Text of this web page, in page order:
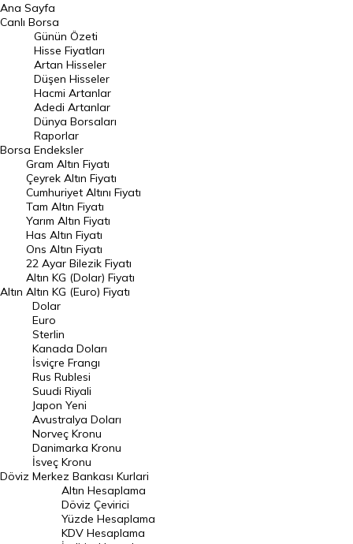
BIST 100 Hisseleri
En Çok Artan Hisseler
En Çok Düşen Hisseler
Hacmi Artanlar
Geçmiş Kapanışlar
Dünya Borsaları
Raporlar
Endeksler
DÖVİZ
Döviz Kuru
Dolar Kuru
Euro Kuru
Pound Kuru
Frank Kuru
Riyal Kuru
Avustralya Doları
Danimarka Kronu Kuru
Kanada Doları Kuru
Norveç Kronu Kuru
İsveç Kronu Kuru
Japon Yeni Kuru
Ana Sayfa
Canlı Borsa
Borsa
Günün Özeti
Hisse Fiyatları
Artan Hisseler
Düşen Hisseler
Hacmi Artanlar
Adedi Artanlar
Dünya Borsaları
Raporlar
Endeksler
Altın
Gram Altın Fiyatı
Çeyrek Altın Fiyatı
Cumhuriyet Altını Fiyatı
Tam Altın Fiyatı
Yarım Altın Fiyatı
Has Altın Fiyatı
Ons Altın Fiyatı
22 Ayar Bilezik Fiyatı
Altın KG (Dolar) Fiyatı
Altın KG (Euro) Fiyatı
Döviz
Dolar
Euro
Sterlin
Kanada Doları
İsviçre Frangı
Rus Rublesi
Suudi Riyali
Japon Yeni
Avustralya Doları
Norveç Kronu
Danimarka Kronu
İsveç Kronu
Merkez Bankası Kurlari
Altın Hesaplama
Döviz Çevirici
Yüzde Hesaplama
KDV Hesaplama